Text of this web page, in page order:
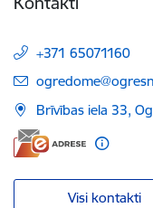
+371 65071160
E-pasts:
Brīvības iela 33,
Visi kontakti